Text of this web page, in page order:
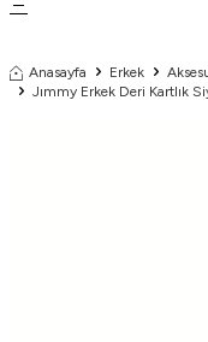
Anasayfa Erkek
Jımmy Erkek Deri Kartlık